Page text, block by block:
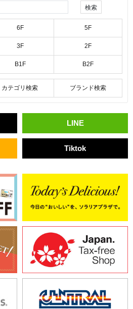
6F 5F
3F 2F
B1F B2F
カテゴリ検索 ブランド検索
LINE
Tiktok